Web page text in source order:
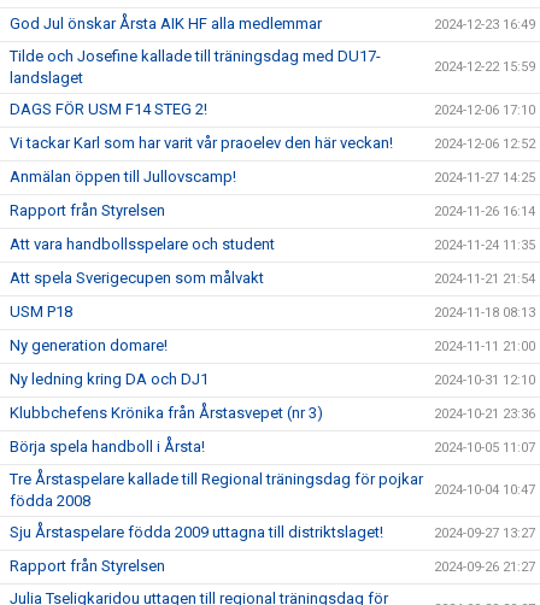
God Jul önskar Årsta AIK HF alla medlemmar 2024-12-23 16:49
Tilde och Josefine kallade till träningsdag med DU17-
landslaget
2024-12-22 15:59
DAGS FÖR USM F14 STEG 2! 2024-12-06 17:10
Vi tackar Karl som har varit vår praoelev den här veckan! 2024-12-06 12:52
Anmälan öppen till Jullovscamp! 2024-11-27 14:25
Rapport från Styrelsen 2024-11-26 16:14
Att vara handbollsspelare och student 2024-11-24 11:35
Att spela Sverigecupen som målvakt 2024-11-21 21:54
USM P18 2024-11-18 08:13
Ny generation domare! 2024-11-11 21:00
Ny ledning kring DA och DJ1 2024-10-31 12:10
Klubbchefens Krönika från Årstasvepet (nr 3) 2024-10-21 23:36
Börja spela handboll i Årsta! 2024-10-05 11:07
Tre Årstaspelare kallade till Regional träningsdag för pojkar
födda 2008
2024-10-04 10:47
Sju Årstaspelare födda 2009 uttagna till distriktslaget! 2024-09-27 13:27
Rapport från Styrelsen 2024-09-26 21:27
Julia Tseligkaridou uttagen till regional träningsdag för